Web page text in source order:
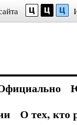
О тех, кто